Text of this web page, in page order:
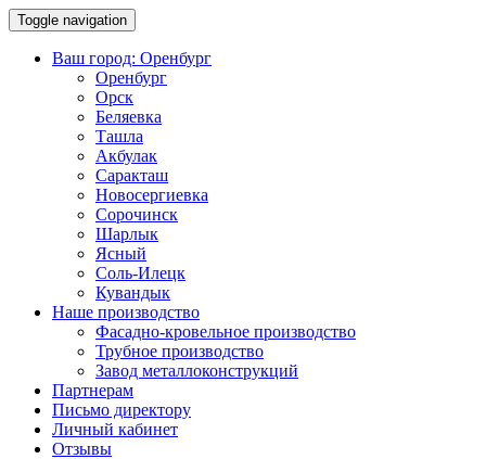
Toggle navigation
Ваш город: Оренбург
Оренбург
Орск
Беляевка
Ташла
Акбулак
Саракташ
Новосергиевка
Сорочинск
Шарлык
Ясный
Соль-Илецк
Кувандык
Наше производство
Фасадно-кровельное производство
Трубное производство
Завод металлоконструкций
Партнерам
Письмо директору
Личный кабинет
Отзывы